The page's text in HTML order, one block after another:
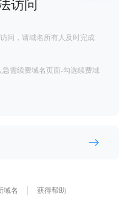
访问
问，请域名所有人及时完成
需续费域名页面-勾选续费域
域名 获得帮助